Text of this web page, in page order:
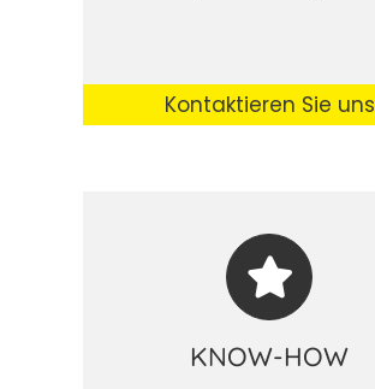
Kontaktieren Sie uns
KNOW-HOW